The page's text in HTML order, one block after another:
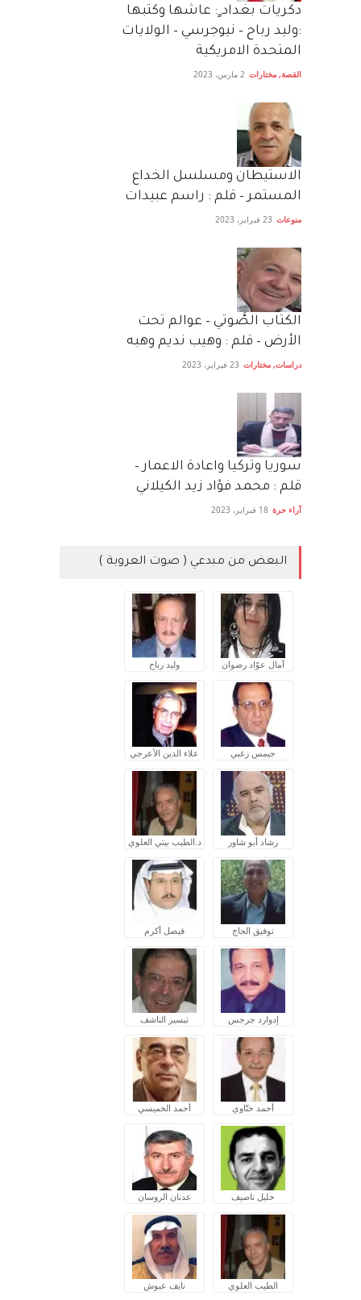
دكريات بغداد ٍ: عاشها وكتبها
:وليد رباح – نيوجرسي – الولايات
المتحدة الامريكية
القصة, مختارات 2 مارس، 2023
الاستيطان ومسلسل الخداع
المستمر – قلم : راسم عبيدات
منوعات 23 فبراير، 2023
الكتاب الصَّوتي – عوالم تحت
الأرض – قلم : وهيب نديم وهبه
دراسات, مختارات 23 فبراير، 2023
سوريا وتركيا واعادة الاعمار –
قلم : محمد فؤاد زيد الكيلاني
آراء حرة 18 فبراير، 2023
البعض من مبدعي ( صوت العروبة )
آمال عوّاد رضوان وليد رباح
جيمس زغبي علاء الدين الأعرجي
رشاد أبو شاور د.الطيب بيتي العلوي
توفيق الحاج فيصل أكرم
إدوارد جرجس تيسير الناشف
أحمد ختّاوي أحمد الخميسي
خليل ناصيف عدنان الروسان
الطيب العلوي نايف عبوش